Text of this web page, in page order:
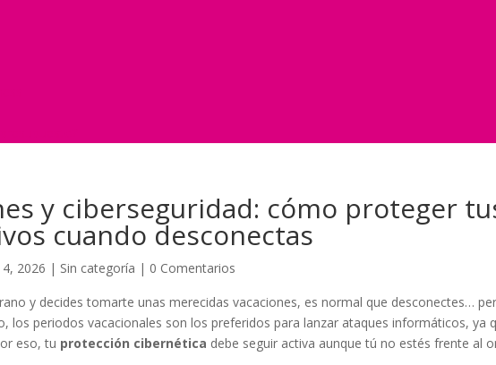
y ciberseguridad: cómo proteger
cuando desconectas
4, 2026 | Sin categoría | 0 Comentarios
y decides tomarte unas merecidas vacaciones, es normal que desconectes…
los periodos vacacionales son los preferidos para lanzar ataques informáticos, ya
eso, tu protección cibernética debe seguir activa aunque tú no estés frente al